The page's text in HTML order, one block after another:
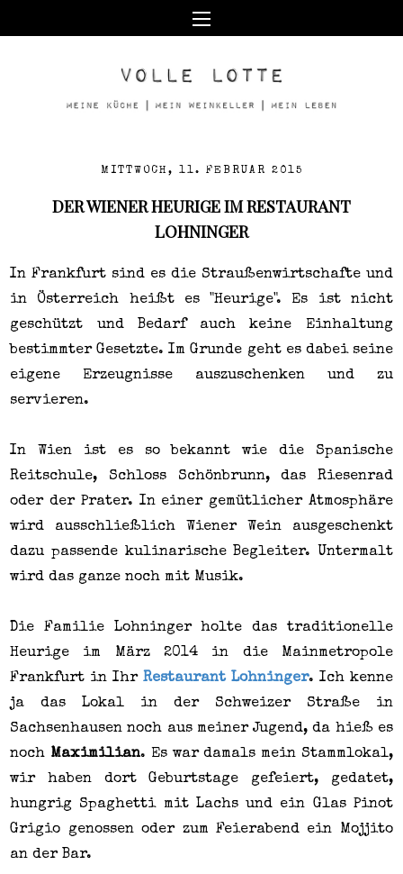
MITTWOCH, 11. FEBRUAR 2015
DER WIENER HEURIGE IM RESTAURANT
LOHNINGER
In Frankfurt sind es die Straußenwirtschafte und
in Österreich heißt es "Heurige". Es ist nicht
geschützt und Bedarf auch keine Einhaltung
bestimmter Gesetzte. Im Grunde geht es dabei seine
eigene Erzeugnisse auszuschenken und zu
servieren.
In Wien ist es so bekannt wie die Spanische
Reitschule, Schloss Schönbrunn, das Riesenrad
oder der Prater. In einer gemütlicher Atmosphäre
wird ausschließlich Wiener Wein ausgeschenkt
dazu passende kulinarische Begleiter. Untermalt
wird das ganze noch mit Musik.
Die Familie Lohninger holte das traditionelle
Heurige im März 2014 in die Mainmetropole
Frankfurt in Ihr Restaurant Lohninger. Ich kenne
ja das Lokal in der Schweizer Straße in
Sachsenhausen noch aus meiner Jugend, da hieß es
noch Maximilian. Es war damals mein Stammlokal,
wir haben dort Geburtstage gefeiert, gedatet,
hungrig Spaghetti mit Lachs und ein Glas Pinot
Grigio genossen oder zum Feierabend ein Mojjito
an der Bar.